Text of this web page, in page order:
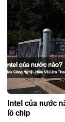
Intel của nước
lồ chip